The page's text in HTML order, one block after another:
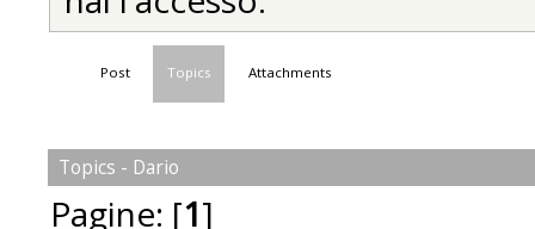
Post Topics Attachments
Topics - Dario
Pagine: [1]